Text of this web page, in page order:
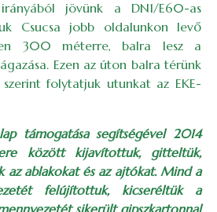
jövünk a DN1/E60-as
Csucsa jobb oldalunkon levő
300 méterre, balra lesz a
Ezen az úton balra térünk
folytatjuk utunkat az EKE-
támogatása segítségével 2014
között kijavítottuk, gitteltük,
az ablakokat és az ajtókat. Mind a
felújítottuk, kicseréltük a
sikerült gipszkartonnal